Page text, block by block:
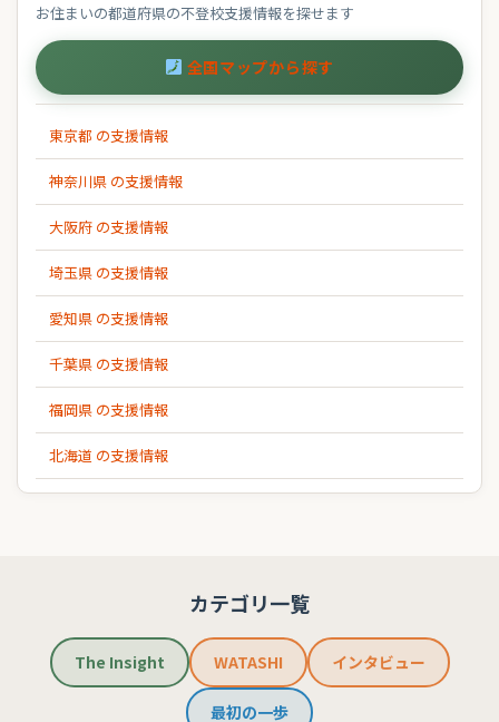
お住まいの都道府県の不登校支援情報を探せます
全国マップから探す
東京都 の支援情報
神奈川県 の支援情報
大阪府 の支援情報
埼玉県 の支援情報
愛知県 の支援情報
千葉県 の支援情報
福岡県 の支援情報
北海道 の支援情報
カテゴリ一覧
The Insight WATASHI インタビュー
最初の一歩